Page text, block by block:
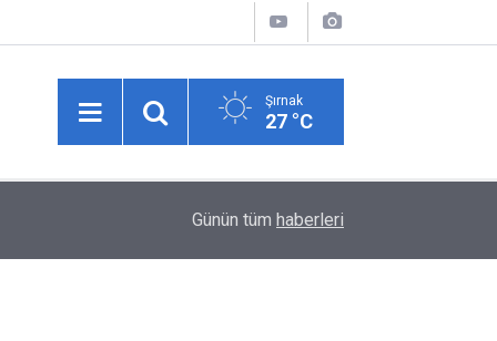
Şırnak
27 °C
İsmail Kartal: "Rövanşa da 0-0 gibi giderek
Günün tüm haberleri